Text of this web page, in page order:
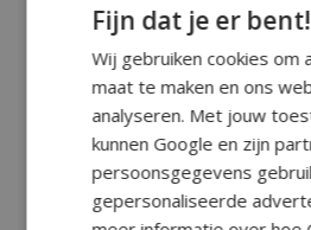
Fijn dat je er bent!
Wij gebruiken cookies om
maat te maken en ons
analyseren. Met jouw
kunnen Google en zijn
persoonsgegevens
gepersonaliseerde